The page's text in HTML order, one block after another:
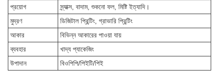
প্রয়োগ
স্ন্যাক্স, বাদাম, শুকনো ফল, মিষ্টি ইত্যাদি।
মুদ্রণ
ডিজিটাল প্রিন্টিং, গ্রাভারি প্রিন্টিং
আকার
বিভিন্ন আকারের পাওয়া যায়
ব্যবহার
খাদ্য প্যাকেজিং
উপাদান
বিওপিপি/পিইটি/পিই